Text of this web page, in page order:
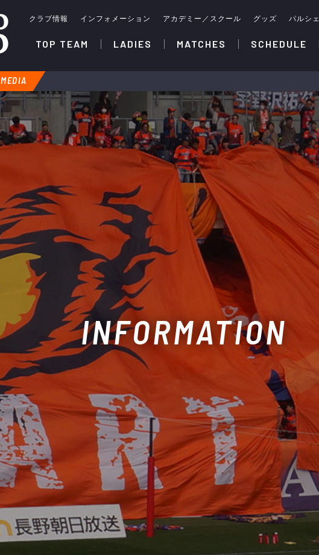
クラブ情報 インフォメーション アカデミー／スクール グッズ パルシェ
TOP TEAM LADIES MATCHES SCHEDULE
MEDIA
INFORMATION